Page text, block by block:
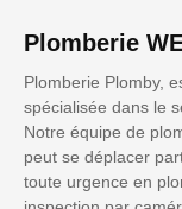
Plomberie
Plomberie Plomby,
spécialisée dans le
Notre équipe de
peut se déplacer
toute urgence en